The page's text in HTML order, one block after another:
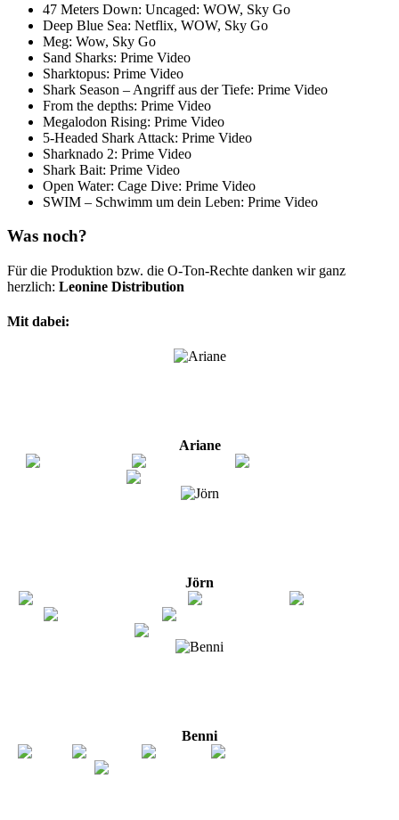
47 Meters Down: Uncaged: WOW, Sky Go
Deep Blue Sea: Netflix, WOW, Sky Go
Meg: Wow, Sky Go
Sand Sharks: Prime Video
Sharktopus: Prime Video
Shark Season – Angriff aus der Tiefe: Prime Video
From the depths: Prime Video
Megalodon Rising: Prime Video
5-Headed Shark Attack: Prime Video
Sharknado 2: Prime Video
Shark Bait: Prime Video
Open Water: Cage Dive: Prime Video
SWIM – Schwimm um dein Leben: Prime Video
Was noch?
Für die Produktion bzw. die O-Ton-Rechte danken wir ganz
herzlich: Leonine Distribution
Mit dabei:
Ariane
Jörn
Benni